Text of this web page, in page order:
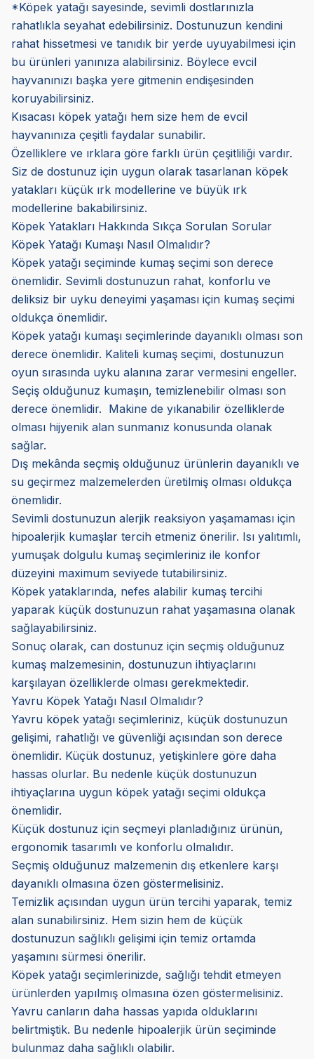
*Köpek yatağı sayesinde, sevimli dostlarınızla
rahatlıkla seyahat edebilirsiniz. Dostunuzun kendini
rahat hissetmesi ve tanıdık bir yerde uyuyabilmesi için
bu ürünleri yanınıza alabilirsiniz. Böylece evcil
hayvanınızı başka yere gitmenin endişesinden
koruyabilirsiniz.
Kısacası köpek yatağı hem size hem de evcil
hayvanınıza çeşitli faydalar sunabilir.
Özelliklere ve ırklara göre farklı ürün çeşitliliği vardır.
Siz de dostunuz için uygun olarak tasarlanan köpek
yatakları küçük ırk modellerine ve büyük ırk
modellerine bakabilirsiniz.
Köpek Yatakları Hakkında Sıkça Sorulan Sorular
Köpek Yatağı Kumaşı Nasıl Olmalıdır?
Köpek yatağı seçiminde kumaş seçimi son derece
önemlidir. Sevimli dostunuzun rahat, konforlu ve
deliksiz bir uyku deneyimi yaşaması için kumaş seçimi
oldukça önemlidir.
Köpek yatağı kumaşı seçimlerinde dayanıklı olması son
derece önemlidir. Kaliteli kumaş seçimi, dostunuzun
oyun sırasında uyku alanına zarar vermesini engeller.
Seçiş olduğunuz kumaşın, temizlenebilir olması son
derece önemlidir. Makine de yıkanabilir özelliklerde
olması hijyenik alan sunmanız konusunda olanak
sağlar.
Dış mekânda seçmiş olduğunuz ürünlerin dayanıklı ve
su geçirmez malzemelerden üretilmiş olması oldukça
önemlidir.
Sevimli dostunuzun alerjik reaksiyon yaşamaması için
hipoalerjik kumaşlar tercih etmeniz önerilir. Isı yalıtımlı,
yumuşak dolgulu kumaş seçimleriniz ile konfor
düzeyini maximum seviyede tutabilirsiniz.
Köpek yataklarında, nefes alabilir kumaş tercihi
yaparak küçük dostunuzun rahat yaşamasına olanak
sağlayabilirsiniz.
Sonuç olarak, can dostunuz için seçmiş olduğunuz
kumaş malzemesinin, dostunuzun ihtiyaçlarını
karşılayan özelliklerde olması gerekmektedir.
Yavru Köpek Yatağı Nasıl Olmalıdır?
Yavru köpek yatağı seçimleriniz, küçük dostunuzun
gelişimi, rahatlığı ve güvenliği açısından son derece
önemlidir. Küçük dostunuz, yetişkinlere göre daha
hassas olurlar. Bu nedenle küçük dostunuzun
ihtiyaçlarına uygun köpek yatağı seçimi oldukça
önemlidir.
Küçük dostunuz için seçmeyi planladığınız ürünün,
ergonomik tasarımlı ve konforlu olmalıdır.
Seçmiş olduğunuz malzemenin dış etkenlere karşı
dayanıklı olmasına özen göstermelisiniz.
Temizlik açısından uygun ürün tercihi yaparak, temiz
alan sunabilirsiniz. Hem sizin hem de küçük
dostunuzun sağlıklı gelişimi için temiz ortamda
yaşamını sürmesi önerilir.
Köpek yatağı seçimlerinizde, sağlığı tehdit etmeyen
ürünlerden yapılmış olmasına özen göstermelisiniz.
Yavru canların daha hassas yapıda olduklarını
belirtmiştik. Bu nedenle hipoalerjik ürün seçiminde
bulunmaz daha sağlıklı olabilir.